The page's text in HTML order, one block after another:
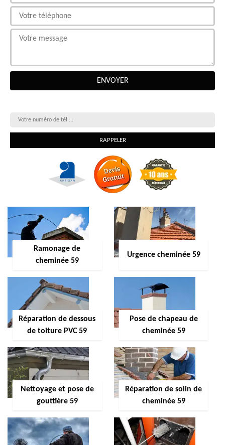
Ramonage de
cheminée 59
Urgence cheminée 59
Réparation de dessous
de toiture PVC 59
Pose de chapeau de
cheminée 59
Nettoyage et pose de
gouttière 59
Réparation de solin de
cheminée 59